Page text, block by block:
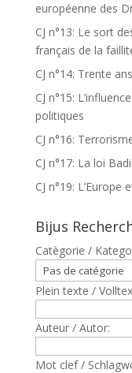
européenne des
CJ n°13: Le sort
français de la
CJ n°14: Trente
CJ n°15:
politiques
CJ n°16:
CJ n°17: La loi
CJ n°19:
Bijus
Catègorie /
Plein texte /
Auteur / Autor:
Mot clef /